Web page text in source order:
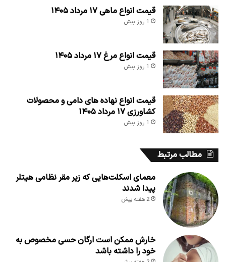
قیمت انواع ماهی ۱۷ مرداد ۱۴۰۵
1 روز پیش
قیمت انواع مرغ ۱۷ مرداد ۱۴۰۵
1 روز پیش
قیمت انواع نهاده های دامی و محصولات
کشاورزی ۱۷ مرداد ۱۴۰۵
1 روز پیش
مطالب مرتبط
معمای اسکلت‌هایی که زیر مقر نظامی هیتلر
پیدا شدند
2 هفته پیش
خارش ممکن است ارگان حسی مخصوص به
خود را داشته باشد